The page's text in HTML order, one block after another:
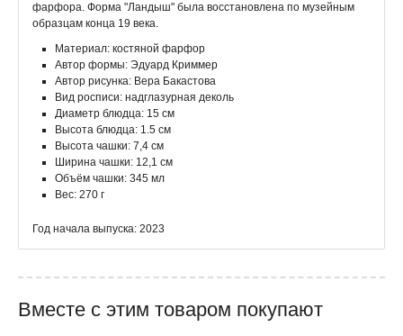
фарфора. Форма "Ландыш" была восстановлена по музейным
образцам конца 19 века.
Материал: костяной фарфор
Автор формы: Эдуард Криммер
Автор рисунка: Вера Бакастова
Вид росписи: надглазурная деколь
Диаметр блюдца: 15 см
Высота блюдца: 1.5 см
Высота чашки: 7,4 см
Ширина чашки: 12,1 см
Объём чашки: 345 мл
Вес: 270 г
Год начала выпуска: 2023
Вместе с этим товаром покупают